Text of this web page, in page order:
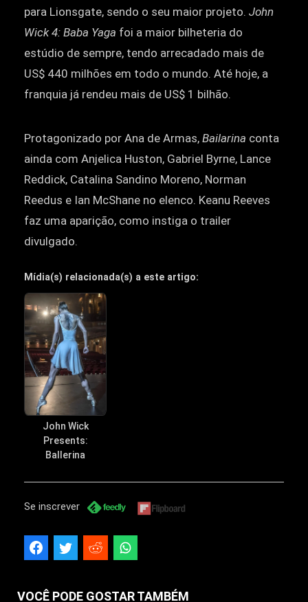
para Lionsgate, sendo o seu maior projeto. John
Wick 4: Baba Yaga foi a maior bilheteria do
estúdio de sempre, tendo arrecadado mais de
US$ 440 milhões em todo o mundo. Até hoje, a
franquia já rendeu mais de US$ 1 bilhão.
Protagonizado por Ana de Armas, Bailarina conta
ainda com Anjelica Huston, Gabriel Byrne, Lance
Reddick, Catalina Sandino Moreno, Norman
Reedus e Ian McShane no elenco. Keanu Reeves
faz uma aparição, como instiga o trailer
divulgado.
Mídia(s) relacionada(s) a este artigo:
John Wick
Presents:
Ballerina
Se inscrever
VOCÊ PODE GOSTAR TAMBÉM